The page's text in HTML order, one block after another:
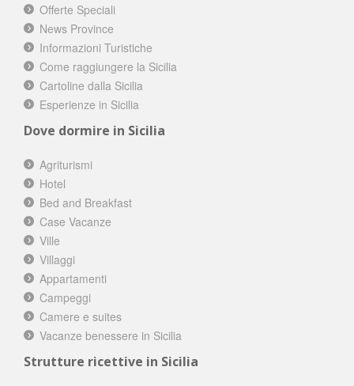
Offerte Speciali
News Province
Informazioni Turistiche
Come raggiungere la Sicilia
Cartoline dalla Sicilia
Esperienze in Sicilia
Dove dormire in Sicilia
Agriturismi
Hotel
Bed and Breakfast
Case Vacanze
Ville
Villaggi
Appartamenti
Campeggi
Camere e suites
Vacanze benessere in Sicilia
Strutture ricettive in Sicilia